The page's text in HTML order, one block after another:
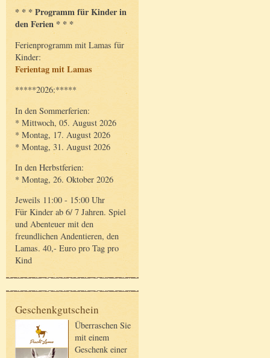
* * * Programm für Kinder in
den Ferien * * *
Ferienprogramm mit Lamas für
Kinder:
Ferientag mit Lamas
*****2026:*****
In den Sommerferien:
* Mittwoch, 05. August 2026
* Montag, 17. August 2026
* Montag, 31. August 2026
In den Herbstferien:
* Montag, 26. Oktober 2026
Jeweils 11:00 - 15:00 Uhr
Für Kinder ab 6/ 7 Jahren. Spiel
und Abenteuer mit den
freundlichen Andentieren, den
Lamas. 40,- Euro pro Tag pro
Kind
Geschenkgutschein
Überraschen Sie
mit einem
Geschenk einer